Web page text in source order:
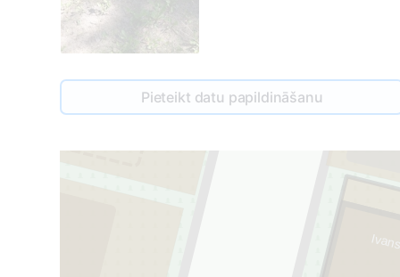
Pieteikt datu papildināšanu